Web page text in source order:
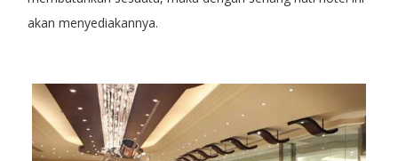
akan menyediakannya.